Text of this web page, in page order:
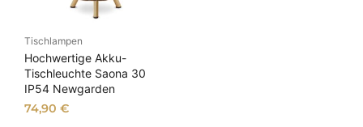
Tischlampen
Hochwertige Akku-
Tischleuchte Saona 30
IP54 Newgarden
74,90€